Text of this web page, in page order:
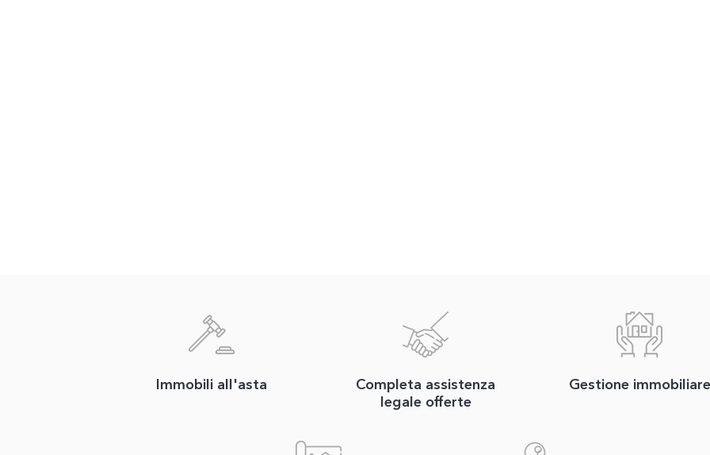
Immobili all'asta
Completa assistenza
legale offerte
Gestione immobiliare